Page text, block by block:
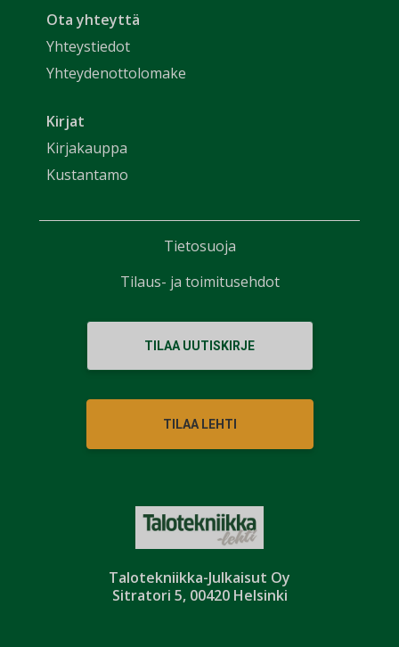
Talotekniikka-Julkaisut Oy
Sitratori 5, 00420 Helsinki
Ota yhteyttä
Yhteystiedot
Yhteydenottolomake
Kirjat
Kirjakauppa
Kustantamo
TILAA UUTISKIRJE
TILAA LEHTI
Tietosuoja
Tilaus- ja toimitusehdot